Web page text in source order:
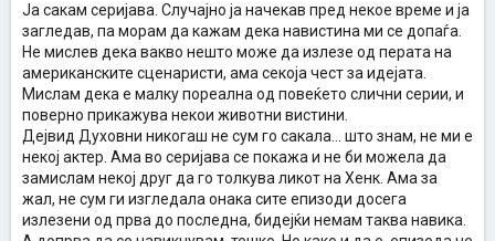
Ја сакам серијава. Случајно ја начекав пред некое време и ја
загледав, па морам да кажам дека навистина ми се допаѓа.
Не мислев дека вакво нешто може да излезе од перата на
американските сценаристи, ама секоја чест за идејата.
Мислам дека е малку пореална од повеќето слични серии, и
поверно прикажува некои животни вистини.
Дејвид Духовни никогаш не сум го сакала... што знам, не ми е
некој актер. Ама во серијава се покажа и не би можела да
замислам некој друг да го толкува ликот на Хенк. Ама за
жал, не сум ги изгледала онака сите епизоди досега
излезени од прва до последна, бидејќи немам таква навика.